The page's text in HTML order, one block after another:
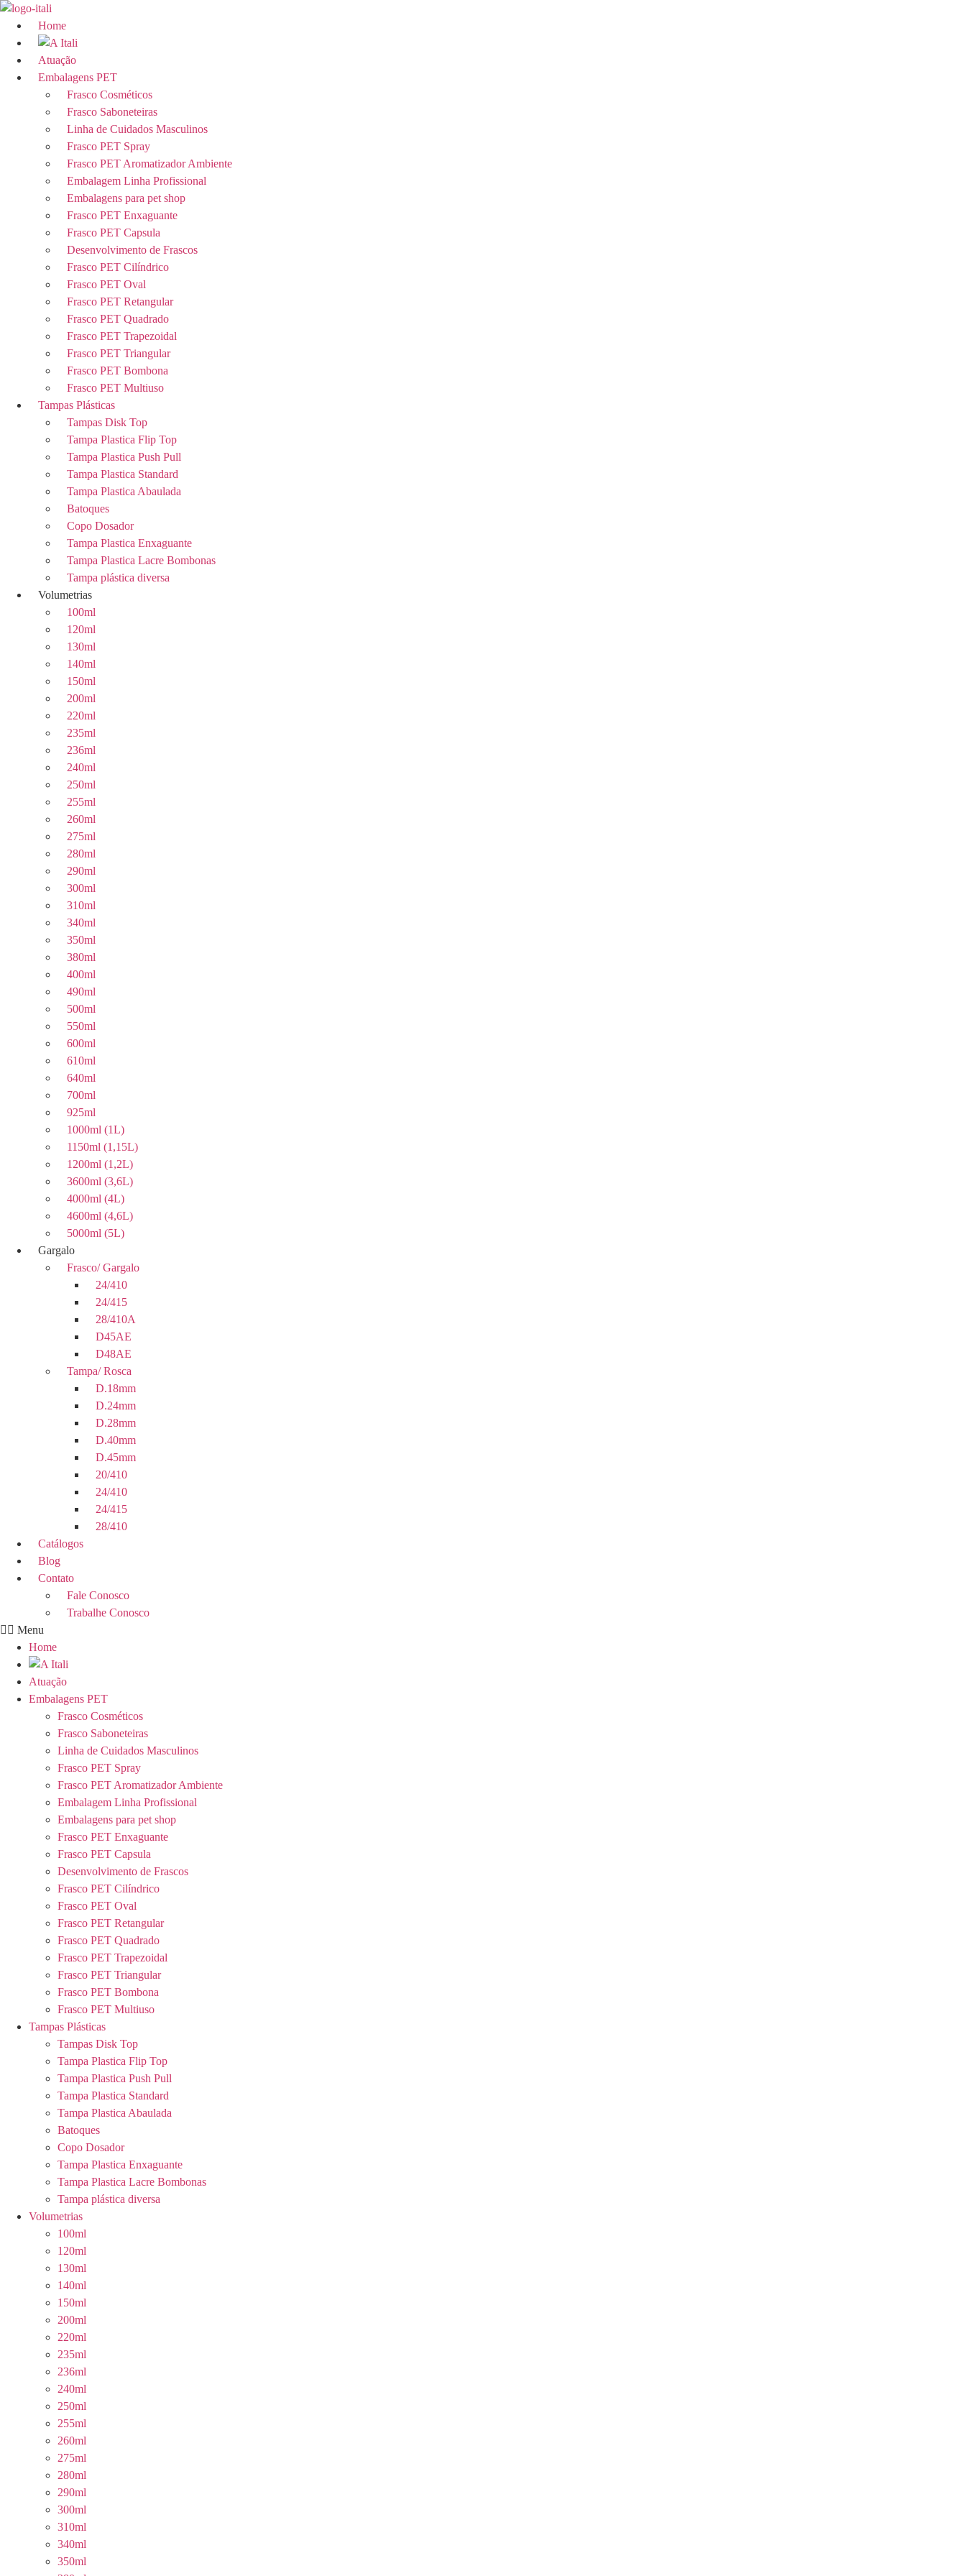
Ir
para
conteúdo
Home
Atuação
Embalagens PET
Frasco Cosméticos
Frasco Saboneteiras
Linha de Cuidados Masculinos
Frasco PET Spray
Frasco PET Aromatizador Ambiente
Embalagem Linha Profissional
Embalagens para pet shop
Frasco PET Enxaguante
Frasco PET Capsula
Desenvolvimento de Frascos
Frasco PET Cilíndrico
Frasco PET Oval
Frasco PET Retangular
Frasco PET Quadrado
Frasco PET Trapezoidal
Frasco PET Triangular
Frasco PET Bombona
Frasco PET Multiuso
Tampas Plásticas
Tampas Disk Top
Tampa Plastica Flip Top
Tampa Plastica Push Pull
Tampa Plastica Standard
Tampa Plastica Abaulada
Batoques
Copo Dosador
Tampa Plastica Enxaguante
Tampa Plastica Lacre Bombonas
Tampa plástica diversa
Volumetrias
100ml
120ml
130ml
140ml
150ml
200ml
220ml
235ml
236ml
240ml
250ml
255ml
260ml
275ml
280ml
290ml
300ml
310ml
340ml
350ml
380ml
400ml
490ml
500ml
550ml
600ml
610ml
640ml
700ml
925ml
1000ml (1L)
1150ml (1,15L)
1200ml (1,2L)
3600ml (3,6L)
4000ml (4L)
4600ml (4,6L)
5000ml (5L)
Gargalo
Frasco/ Gargalo
24/410
24/415
28/410A
D45AE
D48AE
Tampa/ Rosca
D.18mm
D.24mm
D.28mm
D.40mm
D.45mm
20/410
24/410
24/415
28/410
Catálogos
Blog
Contato
Fale Conosco
Trabalhe Conosco
Menu
Home
Atuação
Embalagens PET
Frasco Cosméticos
Frasco Saboneteiras
Linha de Cuidados Masculinos
Frasco PET Spray
Frasco PET Aromatizador Ambiente
Embalagem Linha Profissional
Embalagens para pet shop
Frasco PET Enxaguante
Frasco PET Capsula
Desenvolvimento de Frascos
Frasco PET Cilíndrico
Frasco PET Oval
Frasco PET Retangular
Frasco PET Quadrado
Frasco PET Trapezoidal
Frasco PET Triangular
Frasco PET Bombona
Frasco PET Multiuso
Tampas Plásticas
Tampas Disk Top
Tampa Plastica Flip Top
Tampa Plastica Push Pull
Tampa Plastica Standard
Tampa Plastica Abaulada
Batoques
Copo Dosador
Tampa Plastica Enxaguante
Tampa Plastica Lacre Bombonas
Tampa plástica diversa
Volumetrias
100ml
120ml
130ml
140ml
150ml
200ml
220ml
235ml
236ml
240ml
250ml
255ml
260ml
275ml
280ml
290ml
300ml
310ml
340ml
350ml